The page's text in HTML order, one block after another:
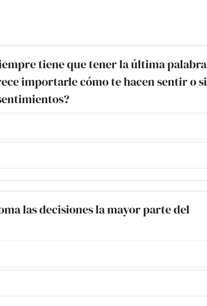
tiene que tener la última palabra
importarle cómo te hacen sentir o si
las decisiones la mayor parte del